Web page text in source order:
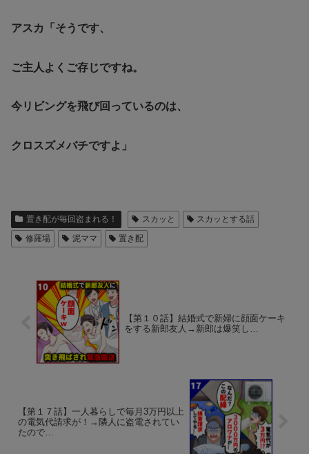
アスカ「そうです、
ご主人よくご存じですね。
今リビングを飛び回っているのは、
クロスズメバチですよ」
置き配が毎回盗まれる！ スカッと
スカッとする話
修羅場
泥ママ 置き配
【第１０話】結婚式で新婦に顔面ケーキ
をする新郎友人→新郎は爆笑し…
【第１７話】一人暮らしで毎月3万円以上
の電気代請求が！→隣人に盗電されてい
たので…